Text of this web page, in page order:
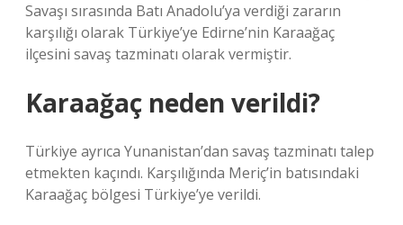
Savaşı sırasında Batı Anadolu’ya verdiği zararın
karşılığı olarak Türkiye’ye Edirne’nin Karaağaç
ilçesini savaş tazminatı olarak vermiştir.
Karaağaç neden verildi?
Türkiye ayrıca Yunanistan’dan savaş tazminatı talep
etmekten kaçındı. Karşılığında Meriç’in batısındaki
Karaağaç bölgesi Türkiye’ye verildi.